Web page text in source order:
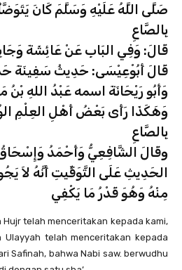
صَلَّى اللَّهُ عَلَيْهِ وَسَلَّمَ كَانَ
بِالصَّاعِ
قَالَ: وَفِي البَابِ عَنْ عَائِشَةَ
قَالَ أَبُوْعِيْسَى: حَدِيثُ
وَأَبُو رَيْحَانَةَ اسمه عَبْدُ اللهِ بْنُ
وَهَكَذَا رَأَى بَعْضُ أَهْلِ العِلْمِ
بِالصَّاعِ
وقَالَ الشَّافِعِيُّ وَأَحْمَدُ
الحَدِيثِ عَلَى التَّوَقِّيتِ أَنَّهُ لاَ
مِنْهُ وَهُوَ قَدْرُ مَا يَكْفِي
Hujr telah menceritakan kepada kami,
Ulayyah telah menceritakan kepada
Safinah, bahwa Nabi saw. berwudhu